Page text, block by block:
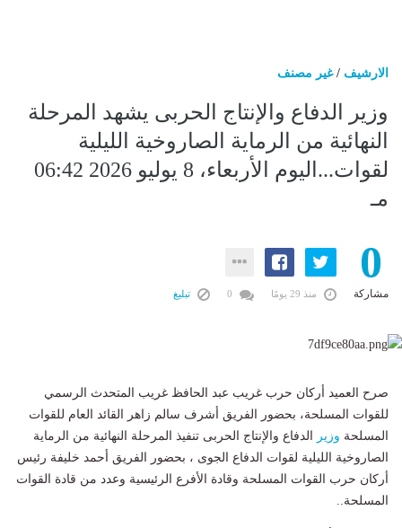
الارشيف /غير مصنف
وزير الدفاع والإنتاج الحربى يشهد المرحلة
النهائية من الرماية الصاروخية الليلية
لقوات...اليوم الأربعاء، 8 يوليو 2026 06:42
مـ
0
مشاركة منذ 29 يومًا تبليغ
صرح العميد أركان حرب غريب عبد الحافظ غريب المتحدث الرسمي
للقوات المسلحة، بحضور الفريق أشرف سالم زاهر القائد العام للقوات
المسلحة وزير
الدفاع والإنتاج الحربى تنفيذ المرحلة النهائية من الرماية
الصاروخية الليلية لقوات الدفاع الجوى ، بحضور الفريق أحمد خليفة رئيس
أركان حرب القوات المسلحة وقادة الأفرع الرئيسية وعدد من قادة القوات
المسلحة..